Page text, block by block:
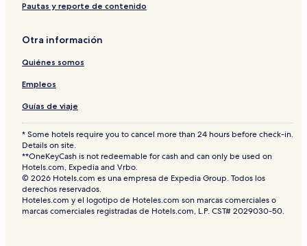
Pautas y reporte de contenido
Otra información
Quiénes somos
Empleos
Guías de viaje
* Some hotels require you to cancel more than 24 hours before check-in.
Details on site.
**OneKeyCash is not redeemable for cash and can only be used on
Hotels.com, Expedia and Vrbo.
© 2026 Hotels.com es una empresa de Expedia Group. Todos los
derechos reservados.
Hoteles.com y el logotipo de Hoteles.com son marcas comerciales o
marcas comerciales registradas de Hotels.com, L.P. CST# 2029030-50.